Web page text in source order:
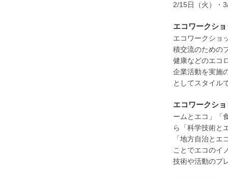
2/15日（火）・
エコワークシ
エコワークショ
積交流のための
健康などのエコ
企業活動を実施
としてスタイル
エコワークシ
ームとエコ」「
ら「科学技術と
「地方自治と
ことでエコのイ
技術や活動のプ